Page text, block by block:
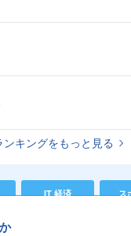
キングをもっと見る
IT 経済 ス